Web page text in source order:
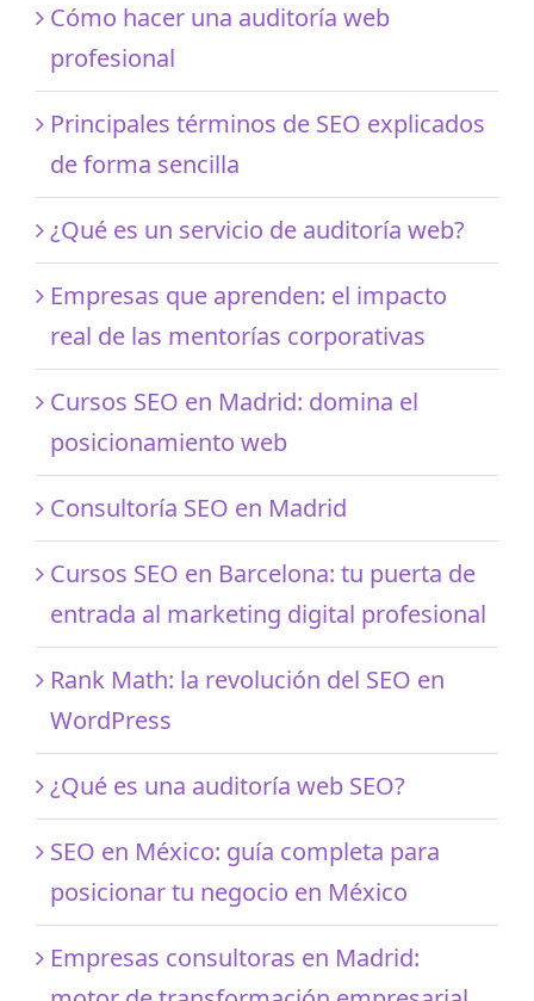
Cómo hacer una auditoría web
profesional
Principales términos de SEO explicados
de forma sencilla
¿Qué es un servicio de auditoría web?
Empresas que aprenden: el impacto
real de las mentorías corporativas
Cursos SEO en Madrid: domina el
posicionamiento web
Consultoría SEO en Madrid
Cursos SEO en Barcelona: tu puerta de
entrada al marketing digital profesional
Rank Math: la revolución del SEO en
WordPress
¿Qué es una auditoría web SEO?
SEO en México: guía completa para
posicionar tu negocio en México
Empresas consultoras en Madrid: